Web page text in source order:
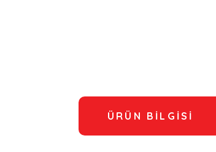
ÜRÜN BILGISI